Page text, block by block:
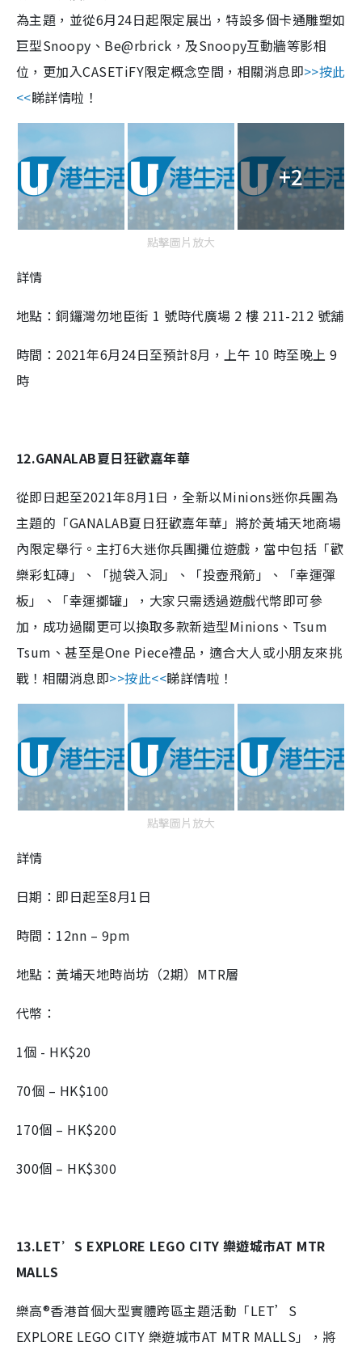
為主題，並從6月24日起限定展出，特設多個卡通雕塑如
巨型Snoopy、Be@rbrick，及Snoopy互動牆等影相
位，更加入CASETiFY限定概念空間，相關消息即>>按此
<<睇詳情啦！
+2
點擊圖片放大
詳情
地點：銅鑼灣勿地臣街 1 號時代廣場 2 樓 211-212 號舖
時間：2021年6月24日至預計8月，上午 10 時至晚上 9
時
12.GANALAB夏日狂歡嘉年華
從即日起至2021年8月1日，全新以Minions迷你兵團為
主題的「GANALAB夏日狂歡嘉年華」將於黃埔天地商場
內限定舉行。主打6大迷你兵團攤位遊戲，當中包括「歡
樂彩虹磚」、「抛袋入洞」、「投壺飛箭」、「幸運彈
板」、「幸運擲罐」，大家只需透過遊戲代幣即可參
加，成功過關更可以換取多款新造型Minions、Tsum
Tsum、甚至是One Piece禮品，適合大人或小朋友來挑
戰！相關消息即>>按此<<睇詳情啦！
點擊圖片放大
詳情
日期：即日起至8月1日
時間：12nn – 9pm
地點：黃埔天地時尚坊（2期）MTR層
代幣：
1個 - HK$20
70個 – HK$100
170個 – HK$200
300個 – HK$300
13.LET’S EXPLORE LEGO CITY 樂遊城市AT MTR
MALLS
樂高®香港首個大型實體跨區主題活動「LET’S
EXPLORE LEGO CITY 樂遊城市AT MTR MALLS」，將